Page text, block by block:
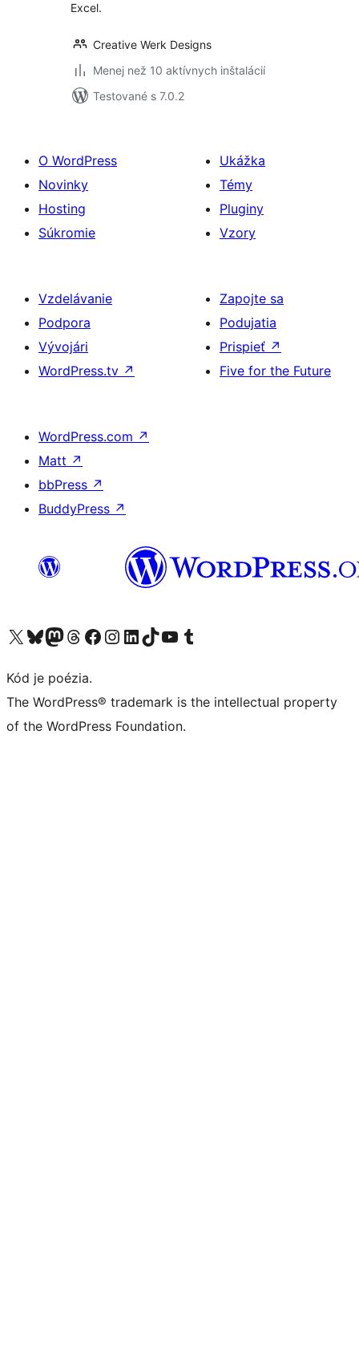
Excel.
Creative Werk Designs
Menej než 10 aktívnych inštalácií
Testované s 7.0.2
O WordPress
Novinky
Hosting
Súkromie
Ukážka
Témy
Pluginy
Vzory
Vzdelávanie
Podpora
Vývojári
WordPress.tv ↗
Zapojte sa
Podujatia
Prispieť ↗
Five for the Future
WordPress.com ↗
Matt ↗
bbPress ↗
BuddyPress ↗
Navštívte náš účet na X (predtým Twitter)
Navštívte náš účet na platforme Bluesky
Navštívte náš účet na Mastodone
Navštívte náš účet na platforme Threads
Navštívte našu stránku na Facebooku
Navštívte náš účet Instagram
Navštívte náš účet LinkedIn
Navštívte náš účet na platforme TikTok
Navštívte náš kanál YouTube
Navštívte náš účet na platforme Tumblr
Kód je poézia.
The WordPress® trademark is the intellectual property
of the WordPress Foundation.